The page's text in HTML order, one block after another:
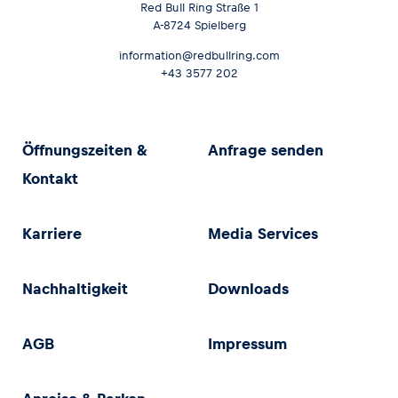
Red Bull Ring Straße 1
A-8724 Spielberg
information@redbullring.com
+43 3577 202
Öffnungszeiten &
Kontakt
Anfrage senden
Karriere Media Services
Nachhaltigkeit Downloads
AGB Impressum